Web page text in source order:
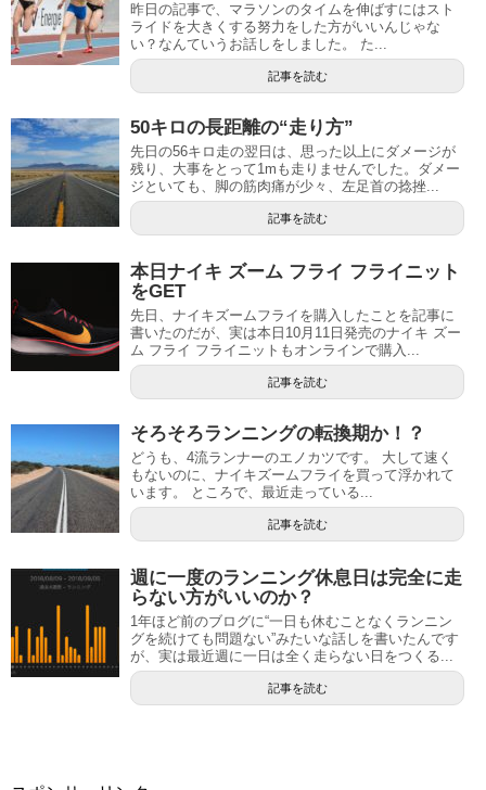
昨日の記事で、マラソンのタイムを伸ばすにはスト
ライドを大きくする努力をした方がいいんじゃな
い？なんていうお話しをしました。 た...
記事を読む
50キロの長距離の“走り方”
先日の56キロ走の翌日は、思った以上にダメージが
残り、大事をとって1mも走りませんでした。ダメー
ジといても、脚の筋肉痛が少々、左足首の捻挫...
記事を読む
本日ナイキ ズーム フライ フライニット
をGET
先日、ナイキズームフライを購入したことを記事に
書いたのだが、実は本日10月11日発売のナイキ ズー
ム フライ フライニットもオンラインで購入...
記事を読む
そろそろランニングの転換期か！？
どうも、4流ランナーのエノカツです。 大して速く
もないのに、ナイキズームフライを買って浮かれて
います。 ところで、最近走っている...
記事を読む
週に一度のランニング休息日は完全に走
らない方がいいのか？
1年ほど前のブログに“一日も休むことなくランニン
グを続けても問題ない”みたいな話しを書いたんです
が、実は最近週に一日は全く走らない日をつくる...
記事を読む